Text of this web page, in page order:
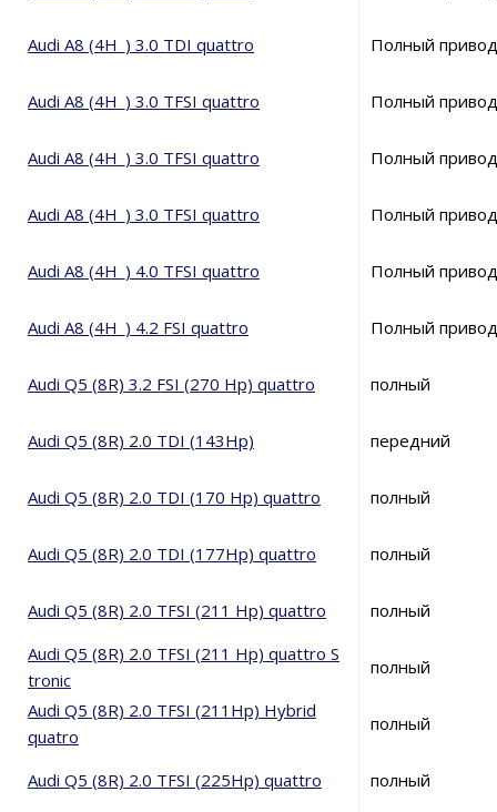
Audi A8 (4H_) 3.0 TDI quattro Полный привод
Audi A8 (4H_) 3.0 TFSI quattro Полный привод
Audi A8 (4H_) 3.0 TFSI quattro Полный привод
Audi A8 (4H_) 3.0 TFSI quattro Полный привод
Audi A8 (4H_) 4.0 TFSI quattro Полный привод
Audi A8 (4H_) 4.2 FSI quattro Полный привод
Audi Q5 (8R) 3.2 FSI (270 Hp) quattro полный
Audi Q5 (8R) 2.0 TDI (143Hp) передний
Audi Q5 (8R) 2.0 TDI (170 Hp) quattro полный
Audi Q5 (8R) 2.0 TDI (177Hp) quattro полный
Audi Q5 (8R) 2.0 TFSI (211 Hp) quattro
полный
Audi Q5 (8R) 2.0 TFSI (211 Hp) quattro S
tronic
полный
Audi Q5 (8R) 2.0 TFSI (211Hp) Hybrid
quatro
полный
Audi Q5 (8R) 2.0 TFSI (225Hp) quattro полный